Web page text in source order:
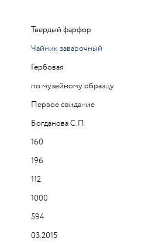
Твердый фарфор
Чайник заварочный
Гербовая
по музейному образцу
Первое свидание
Богданова С.П.
160
196
112
1000
594
03.2015